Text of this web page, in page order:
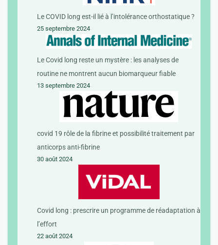
Le COVID long est-il lié à l’intolérance orthostatique ?
25 septembre 2024
Le Covid long reste un mystère : les analyses de
routine ne montrent aucun biomarqueur fiable
13 septembre 2024
covid 19 rôle de la fibrine et possibilité traitement par
anticorps anti-fibrine
30 août 2024
Covid long : prescrire un programme de réadaptation à
l’effort
22 août 2024